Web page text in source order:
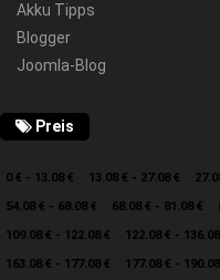
Akku Tipps
Blogger
Joomla-Blog
Preis
0 € - 13.08 € 13.08 € - 27.08 €
54.08 € - 68.08 €
68.08 € - 81.08 €
109.08 € - 122.08 €
122.08 € -
163.08 € - 177.08 €
177.08 € -